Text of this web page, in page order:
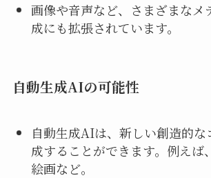
画像や音声など、さまざまなメ
成にも拡張されています。
自動生成AIの可能性
自動生成AIは、新しい創造的な
成することができます。例えば
絵画など。